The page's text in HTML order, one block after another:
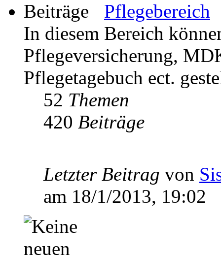
Pflegebereich
In diesem Bereich
Pflegeversicherung,
Pflegetagebuch ect.
52 Themen
420 Beiträge
Letzter Beitrag von
am 18/1/2013, 19:02